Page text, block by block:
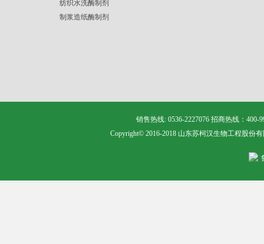
纺织水洗酶制剂
制浆造纸酶制剂
销售热线: 0536-2227076 招商热线：
Copyright© 2016-2018 山东苏柯汉生物工程股份